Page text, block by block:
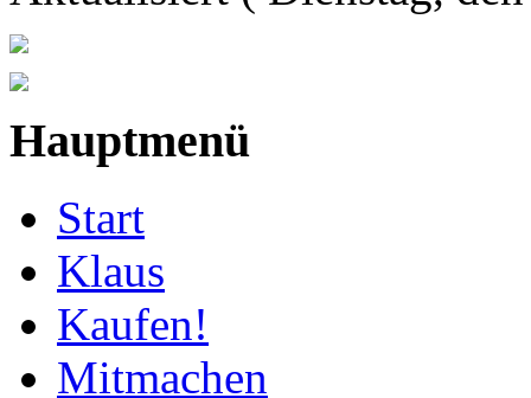
Hauptmenü
Start
Klaus
Kaufen!
Mitmachen